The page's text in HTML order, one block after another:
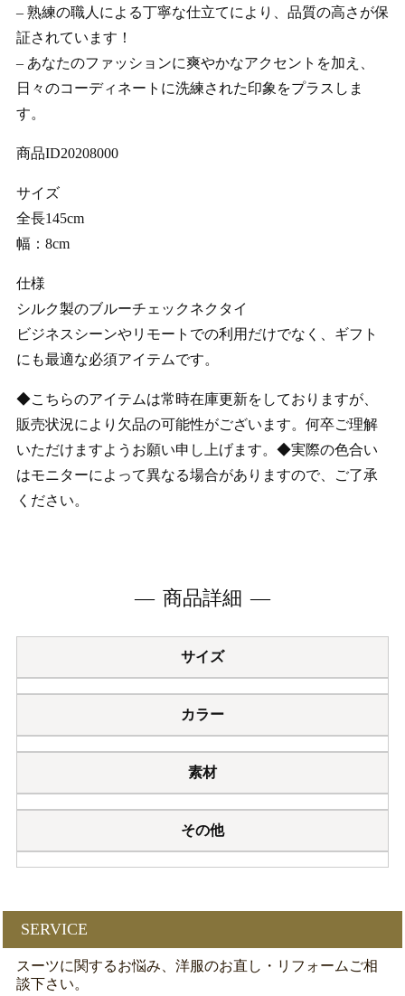
– 熟練の職人による丁寧な仕立てにより、品質の高さが保
証されています！
– あなたのファッションに爽やかなアクセントを加え、
日々のコーディネートに洗練された印象をプラスしま
す。
商品ID20208000
サイズ
全長145cm
幅：8cm
仕様
シルク製のブルーチェックネクタイ
ビジネスシーンやリモートでの利用だけでなく、ギフト
にも最適な必須アイテムです。
◆こちらのアイテムは常時在庫更新をしておりますが、
販売状況により欠品の可能性がございます。何卒ご理解
いただけますようお願い申し上げます。◆実際の色合い
はモニターによって異なる場合がありますので、ご了承
ください。
商品詳細
サイズ
カラー
素材
その他
SERVICE
スーツに関するお悩み、洋服のお直し・リフォームご相
談下さい。